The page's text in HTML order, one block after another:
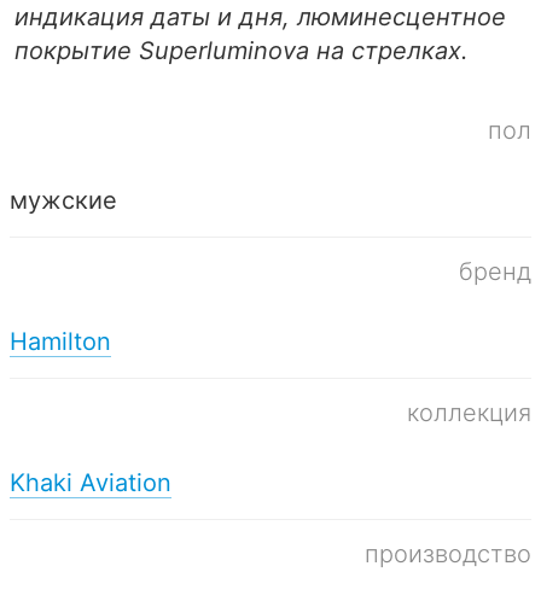
индикация даты и дня, люминесцентное
покрытие Superluminova на стрелках.
пол
мужские
бренд
Hamilton
коллекция
Khaki Aviation
производство